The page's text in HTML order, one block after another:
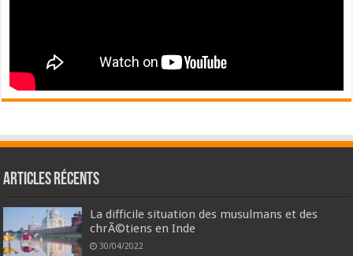
Articles récents
La difficile situation des musulmans et des
chrÃ©tiens en Inde
30/04/2022